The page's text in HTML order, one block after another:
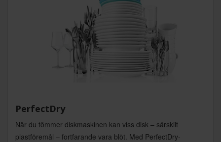
PerfectDry
När du tömmer diskmaskinen kan viss disk – särskilt
plastföremål – fortfarande vara blöt. Med PerfectDry-